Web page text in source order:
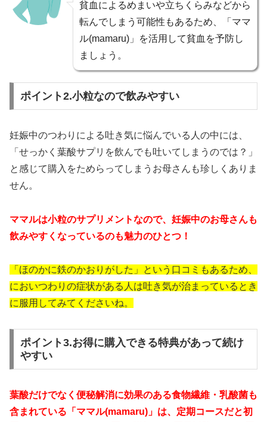
貧血によるめまいや立ちくらみなどから
転んでしまう可能性もあるため、「ママ
ル(mamaru)」を活用して貧血を予防し
ましょう。
ポイント2.小粒なので飲みやすい
妊娠中のつわりによる吐き気に悩んでいる人の中には、
「せっかく葉酸サプリを飲んでも吐いてしまうのでは？」
と感じて購入をためらってしまうお母さんも珍しくありま
せん。
ママルは小粒のサプリメントなので、妊娠中のお母さんも
飲みやすくなっているのも魅力のひとつ！
「ほのかに鉄のかおりがした」という口コミもあるため、
においつわりの症状がある人は吐き気が治まっているとき
に服用してみてくださいね。
ポイント3.お得に購入できる特典があって続け
やすい
葉酸だけでなく便秘解消に効果のある食物繊維・乳酸菌も
含まれている「ママル(mamaru)」は、定期コースだと初